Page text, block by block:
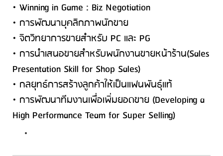
• Winning in Game : Biz Negotiation
• การพัฒนาบุคลิกภาพนักขาย
• จิตวิทยาการขายสำหรับ PC และ PG
• การนำเสนอขายสำหรับพนักงานขายหน้าร้าน(Sales
Presentation Skill for Shop Sales)
• กลยุทธ์การสร้างลูกค้าให้เป็นแฟนพันธุ์แท้
• การพัฒนาทีมงานเพื่อเพิ่มยอดขาย (Developing a
High Performance Team for Super Selling)